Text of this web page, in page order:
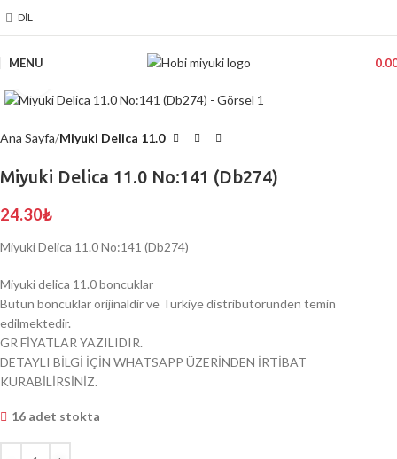
DIL
MENU
Ana Sayfa Miyuki Delica 11.0
Miyuki Delica 11.0 No:141 (Db274)
24.30₺
Miyuki Delica 11.0 No:141 (Db274)
Miyuki delica 11.0 boncuklar
Bütün boncuklar orijinaldir ve Türkiye distribütöründen temin
edilmektedir.
GR FİYATLAR YAZILIDIR.
DETAYLI BİLGİ İÇİN WHATSAPP ÜZERİNDEN İRTİBAT
KURABİLİRSİNİZ.
16 adet stokta